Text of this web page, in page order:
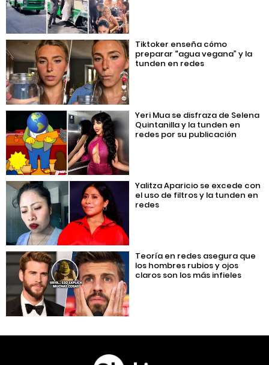
Tiktoker enseña cómo
preparar “agua vegana” y la
tunden en redes
Yeri Mua se disfraza de Selena
Quintanilla y la tunden en
redes por su publicación
Yalitza Aparicio se excede con
el uso de filtros y la tunden en
redes
Teoría en redes asegura que
los hombres rubios y ojos
claros son los más infieles